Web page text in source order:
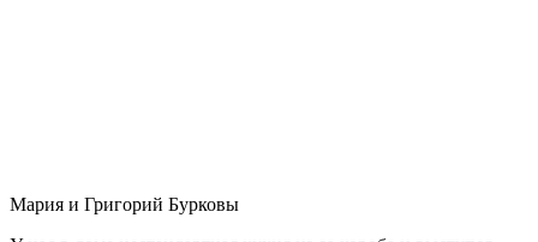
Мария и Григорий Бурковы